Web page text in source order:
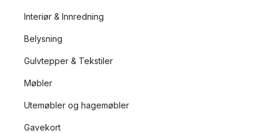
Interiør & Innredning
Belysning
Gulvtepper & Tekstiler
Møbler
Utemøbler og hagemøbler
Gavekort